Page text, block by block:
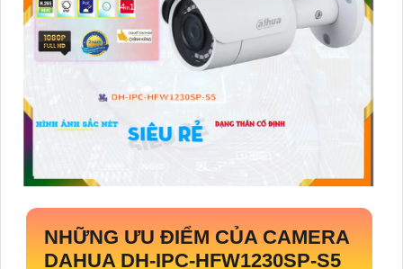
NHỮNG ƯU ĐIỂM CỦA CAMERA
DAHUA DH-IPC-HFW1230SP-S5